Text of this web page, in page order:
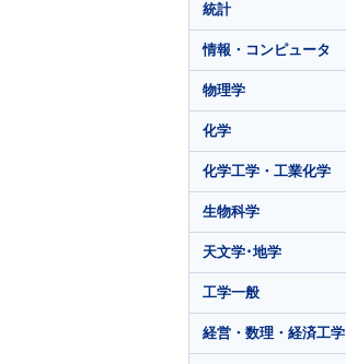
統計
情報・コンピュータ
物理学
化学
化学工学・工業化学
生物科学
天文学･地学
工学一般
経営・数理・経済工学